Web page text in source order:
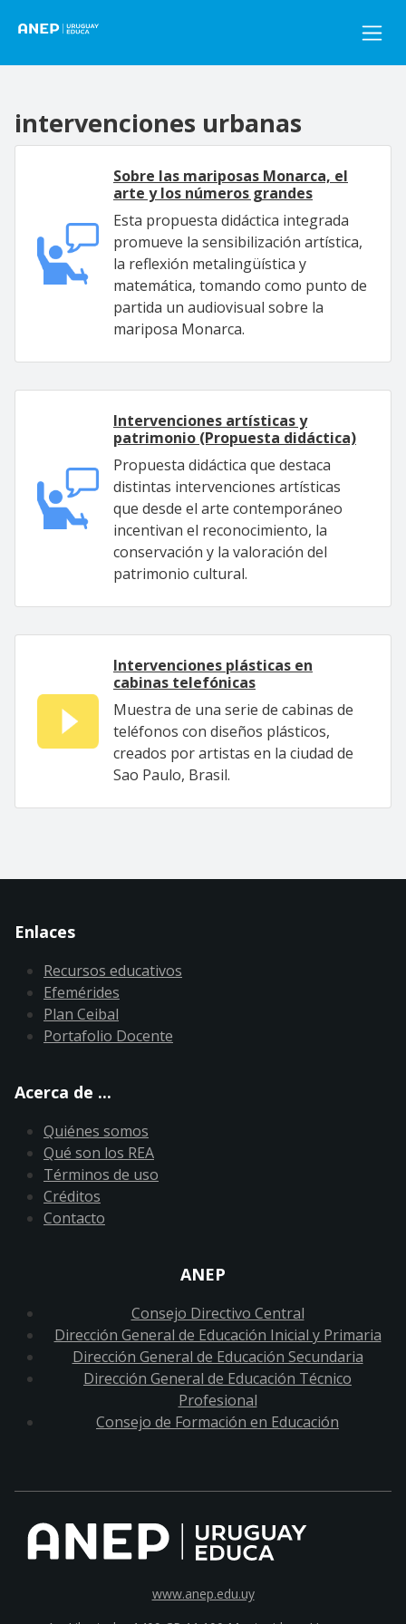
intervenciones urbanas
Sobre las mariposas Monarca, el
arte y los números grandes
Esta propuesta didáctica integrada
promueve la sensibilización artística,
la reflexión metalingüística y
matemática, tomando como punto de
partida un audiovisual sobre la
mariposa Monarca.
Intervenciones artísticas y
patrimonio (Propuesta didáctica)
Propuesta didáctica que destaca
distintas intervenciones artísticas
que desde el arte contemporáneo
incentivan el reconocimiento, la
conservación y la valoración del
patrimonio cultural.
Intervenciones plásticas en
cabinas telefónicas
Muestra de una serie de cabinas de
teléfonos con diseños plásticos,
creados por artistas en la ciudad de
Sao Paulo, Brasil.
Enlaces
Recursos educativos
Efemérides
Plan Ceibal
Portafolio Docente
Acerca de ...
Quiénes somos
Qué son los REA
Términos de uso
Créditos
Contacto
ANEP
Consejo Directivo Central
Dirección General de Educación Inicial y Primaria
Dirección General de Educación Secundaria
Dirección General de Educación Técnico
Profesional
Consejo de Formación en Educación
www.anep.edu.uy